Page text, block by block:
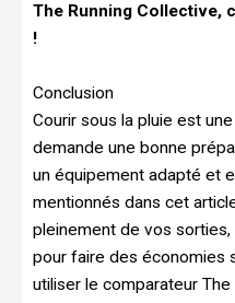
The Running Collective,
!
Conclusion
Courir sous la pluie est
demande une bonne
un équipement adapté et
mentionnés dans cet
pleinement de vos
pour faire des économies
utiliser le comparateur